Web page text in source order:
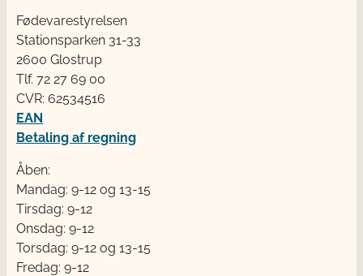
Fødevarestyrelsen
Stationsparken 31-33
2600 Glostrup
Tlf. 72 2​​​7 69 00
CVR: 62534516
EAN
Betaling af regning
Åben:
Mandag: 9-12 og 13-15
Tirsdag: 9-12
Onsdag: 9-12
Torsdag: 9-12 og 13-15
Fredag: 9-12